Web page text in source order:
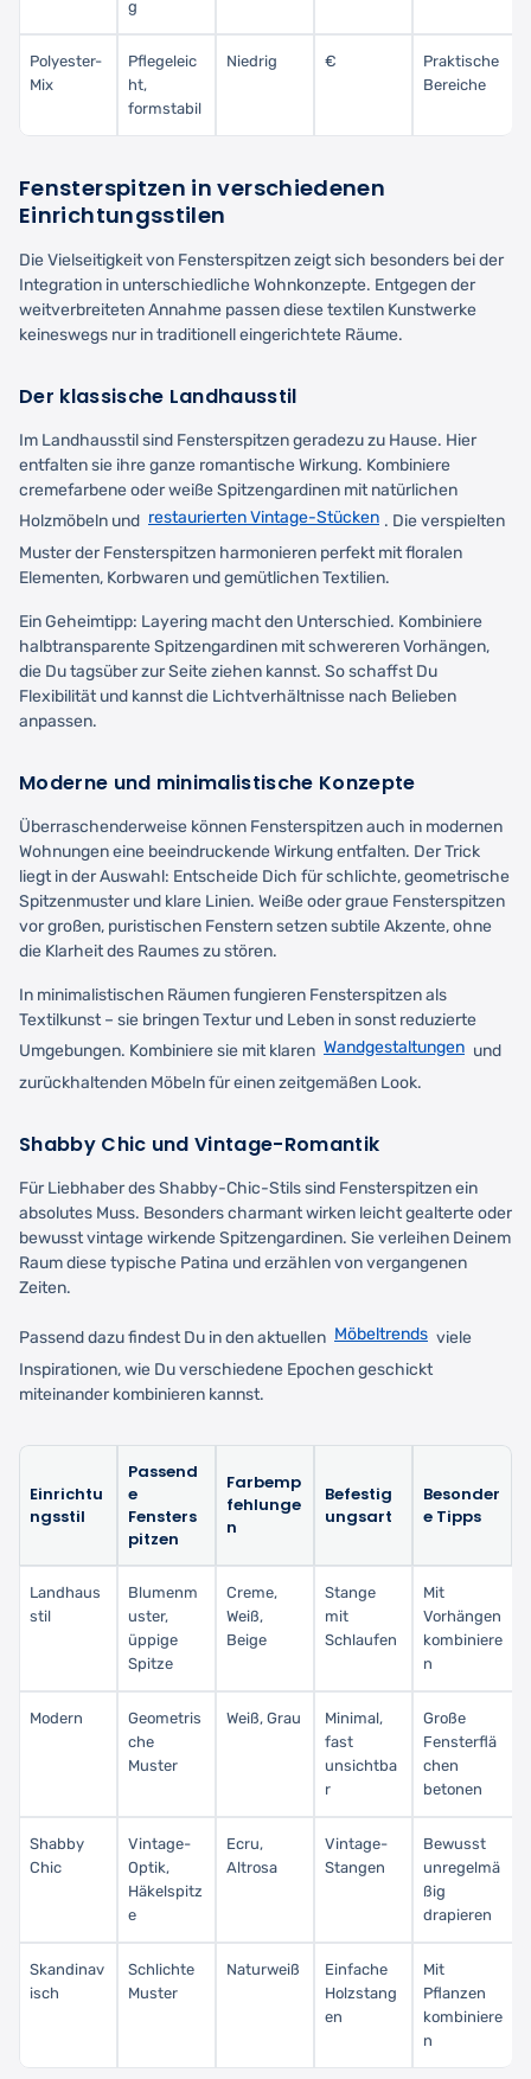
g
Polyester-
Mix
Pflegeleic
ht,
formstabil
Niedrig €
Praktische
Bereiche
Fensterspitzen in verschiedenen
Einrichtungsstilen
Die Vielseitigkeit von Fensterspitzen zeigt sich besonders bei der
Integration in unterschiedliche Wohnkonzepte. Entgegen der
weitverbreiteten Annahme passen diese textilen Kunstwerke
keineswegs nur in traditionell eingerichtete Räume.
Der klassische Landhausstil
Im Landhausstil sind Fensterspitzen geradezu zu Hause. Hier
entfalten sie ihre ganze romantische Wirkung. Kombiniere
cremefarbene oder weiße Spitzengardinen mit natürlichen
Holzmöbeln und restaurierten Vintage-Stücken . Die verspielten
Muster der Fensterspitzen harmonieren perfekt mit floralen
Elementen, Korbwaren und gemütlichen Textilien.
Ein Geheimtipp: Layering macht den Unterschied. Kombiniere
halbtransparente Spitzengardinen mit schwereren Vorhängen,
die Du tagsüber zur Seite ziehen kannst. So schaffst Du
Flexibilität und kannst die Lichtverhältnisse nach Belieben
anpassen.
Moderne und minimalistische Konzepte
Überraschenderweise können Fensterspitzen auch in modernen
Wohnungen eine beeindruckende Wirkung entfalten. Der Trick
liegt in der Auswahl: Entscheide Dich für schlichte, geometrische
Spitzenmuster und klare Linien. Weiße oder graue Fensterspitzen
vor großen, puristischen Fenstern setzen subtile Akzente, ohne
die Klarheit des Raumes zu stören.
In minimalistischen Räumen fungieren Fensterspitzen als
Textilkunst – sie bringen Textur und Leben in sonst reduzierte
Umgebungen. Kombiniere sie mit klaren Wandgestaltungen und
zurückhaltenden Möbeln für einen zeitgemäßen Look.
Shabby Chic und Vintage-Romantik
Für Liebhaber des Shabby-Chic-Stils sind Fensterspitzen ein
absolutes Muss. Besonders charmant wirken leicht gealterte oder
bewusst vintage wirkende Spitzengardinen. Sie verleihen Deinem
Raum diese typische Patina und erzählen von vergangenen
Zeiten.
Passend dazu findest Du in den aktuellen Möbeltrends viele
Inspirationen, wie Du verschiedene Epochen geschickt
miteinander kombinieren kannst.
Einrichtu
ngsstil
Passend
e
Fensters
pitzen
Farbemp
fehlunge
n
Befestig
ungsart
Besonder
e Tipps
Landhaus
stil
Blumenm
uster,
üppige
Spitze
Creme,
Weiß,
Beige
Stange
mit
Schlaufen
Mit
Vorhängen
kombiniere
n
Modern
Geometris
che
Muster
Weiß, Grau
Minimal,
fast
unsichtba
r
Große
Fensterflä
chen
betonen
Shabby
Chic
Vintage-
Optik,
Häkelspitz
e
Ecru,
Altrosa
Vintage-
Stangen
Bewusst
unregelmä
ßig
drapieren
Skandinav
isch
Schlichte
Muster
Naturweiß
Einfache
Holzstang
en
Mit
Pflanzen
kombiniere
n